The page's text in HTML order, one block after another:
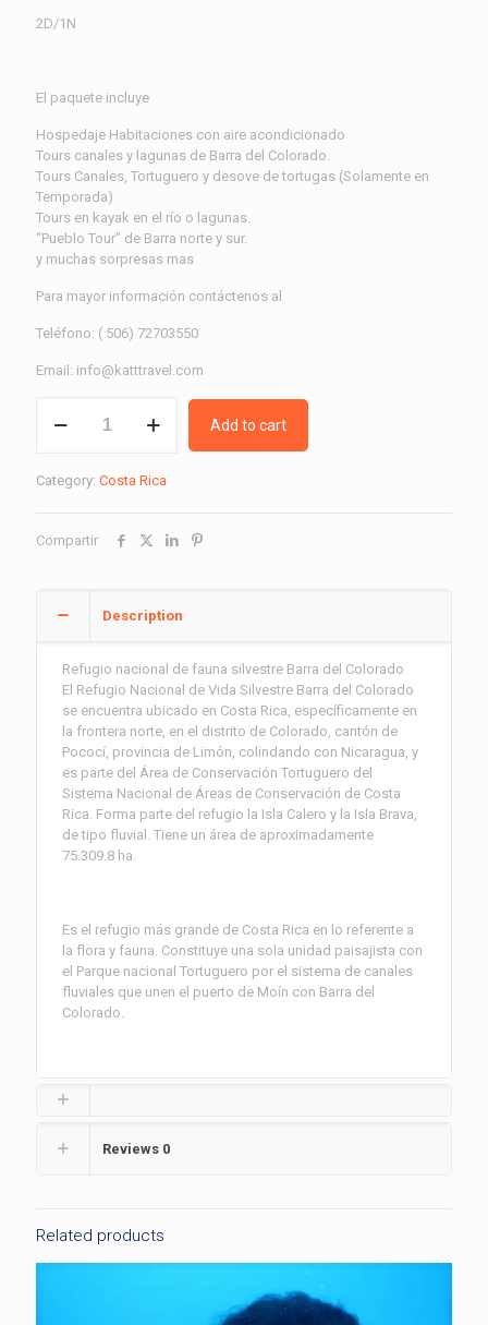
2D/1N
El paquete incluye
Hospedaje Habitaciones con aire acondicionado
Tours canales y lagunas de Barra del Colorado.
Tours Canales, Tortuguero y desove de tortugas (Solamente en
Temporada)
Tours en kayak en el río o lagunas.
“Pueblo Tour” de Barra norte y sur.
y muchas sorpresas mas
Para mayor información contáctenos al
Teléfono: ( 506) 72703550
Email: info@katttravel.com
DEL
TORTUGUERO
Add to cart
Category: Costa Rica
Compartir
Description
Refugio nacional de fauna silvestre Barra del Colorado
El Refugio Nacional de Vida Silvestre Barra del Colorado
se encuentra ubicado en Costa Rica, específicamente en
la frontera norte, en el distrito de Colorado, cantón de
Pococí, provincia de Limón, colindando con Nicaragua, y
es parte del Área de Conservación Tortuguero del
Sistema Nacional de Áreas de Conservación de Costa
Rica. Forma parte del refugio la Isla Calero y la Isla Brava,
de tipo fluvial. Tiene un área de aproximadamente
75.309.8 ha.
Es el refugio más grande de Costa Rica en lo referente a
la flora y fauna. Constituye una sola unidad paisajista con
el Parque nacional Tortuguero por el sistema de canales
fluviales que unen el puerto de Moín con Barra del
Colorado.
Reviews 0
Related products